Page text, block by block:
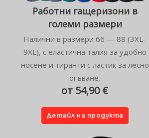
Работни гащеризони в
големи размери
Налични в размери 66 — 88 (3XL-
9XL), с еластична талия за удобно
носене и тиранти с ластик за лесно
огъване.
от 54,90 €
Детайл на продукта